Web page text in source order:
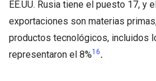
EE.UU. Rusia tiene el puesto 17, y
exportaciones son materias
productos tecnológicos, incluidos
representaron el 8%16.